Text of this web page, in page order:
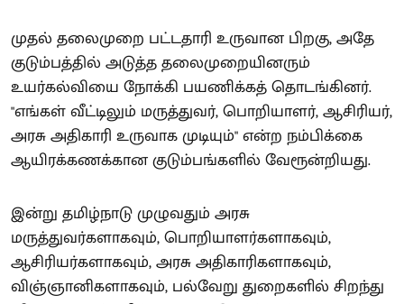
முதல் தலைமுறை பட்டதாரி உருவான பிறகு, அதே
குடும்பத்தில் அடுத்த தலைமுறையினரும்
உயர்கல்வியை நோக்கி பயணிக்கத் தொடங்கினர்.
"எங்கள் வீட்டிலும் மருத்துவர், பொறியாளர், ஆசிரியர்,
அரசு அதிகாரி உருவாக முடியும்" என்ற நம்பிக்கை
ஆயிரக்கணக்கான குடும்பங்களில் வேரூன்றியது.
இன்று தமிழ்நாடு முழுவதும் அரசு
மருத்துவர்களாகவும், பொறியாளர்களாகவும்,
ஆசிரியர்களாகவும், அரசு அதிகாரிகளாகவும்,
விஞ்ஞானிகளாகவும், பல்வேறு துறைகளில் சிறந்து